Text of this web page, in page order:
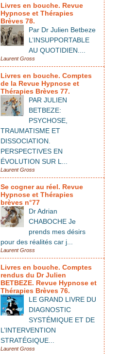
Livres en bouche. Revue
Hypnose et Thérapies
Brèves 78.
Par Dr Julien Betbeze
L’INSUPPORTABLE
AU QUOTIDIEN....
Laurent Gross
Livres en bouche. Comptes
de la Revue Hypnose et
Thérapies Brèves 77.
PAR JULIEN
BETBEZE:
PSYCHOSE,
TRAUMATISME ET
DISSOCIATION.
PERSPECTIVES EN
ÉVOLUTION SUR L...
Laurent Gross
Se cogner au réel. Revue
Hypnose et Thérapies
brèves n°77
Dr Adrian
CHABOCHE Je
prends mes désirs
pour des réalités car j...
Laurent Gross
Livres en bouche. Comptes
rendus du Dr Julien
BETBEZE. Revue Hypnose et
Thérapies Brèves 76.
LE GRAND LIVRE DU
DIAGNOSTIC
SYSTÉMIQUE ET DE
L’INTERVENTION
STRATÉGIQUE...
Laurent Gross